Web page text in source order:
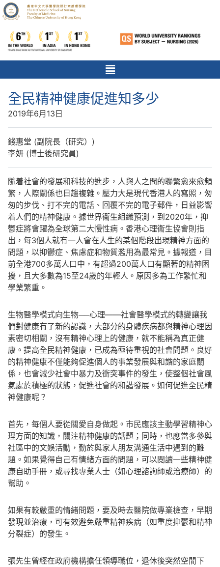
全民精神健康促進知多少
2019年6月13日
錢惠堂 (副院長（研究）)
李妍 (博士後研究員)
隨着社會的發展和科技的進步，人與人之間的聯繫愈來愈頻
繁，人際關係也日趨複雜。壓力大是現代香港人的寫照，匆
匆的步伐、打不完的電話、回覆不完的電子郵件，日益影響
着人們的精神健康。據世界衞生組織預測，到2020年，抑
鬱症將會躍為全球第二大慢性病。香港心理衞生協會則指
出，每3個人就有一人會在人生的某個階段出現精神方面的
問題，以抑鬱症、焦慮症和物質濫用為最常見。據報道，目
前全港700多萬人口中，有超過200萬人口有顯著的精神困
擾，且大多數為15至24歲的年輕人。原因多為工作繁忙和
學業繁重。
生物醫學模式向生物──心理——社會醫學模式的轉變讓我
們對健康有了新的認識，大部分的身體疾病都與精神心理因
素密切相關，沒有精神心理上的健康，就不能稱為真正健
康。提高全民精神健康，已成為亟待重視的社會問題。良好
的精神健康不僅能夠促進個人的事業發展與和諧的家庭關
係，也會減少社會中暴力及衝突事件的發生，使整個社會風
氣處於積極的狀態，促進社會的和諧發展。如何促進全民精
神健康呢？
首先，每個人要從關愛自身做起。市民應該主動學習精神心
理方面的知識，關注精神健康的話題；同時，也應當多參與
社區中的文娛活動，勤於與家人朋友溝通生活中遇到的難
題。如果覺得自己有情緒方面的問題，可以閱讀一些精神健
康自助手冊，或尋找專業人士（如心理諮詢師或治療師）的
幫助。
如果有較嚴重的情緒問題，要及時去醫院做專業檢查，早期
發現並治療，可有效避免嚴重精神疾病（如重度抑鬱和精神
分裂症）的發生。
張先生曾經在政府機構擔任領導職位，退休後突然空閒下